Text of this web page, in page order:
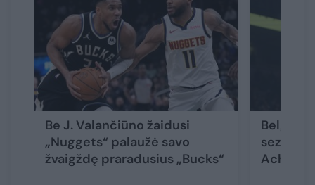
Be J. Valančiūno žaidusi
„Nuggets“ palaužė savo
žvaigždę praradusius „Bucks“
Achilo